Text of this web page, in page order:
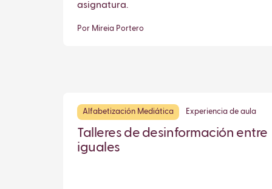
asignatura.
Por Mireia Portero
Alfabetización Mediática Experiencia de aula
Talleres de desinformación entre
iguales